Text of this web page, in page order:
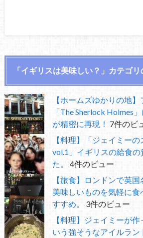
「イギリスは美味しい？」カテゴ
【ホームズゆかりの地
「The Sherlock Holmes
が精密に再現！ 7件のビ
【料理】「ジェイミー
vol.1」イギリスの給食
た。
4件のビュー
【旅食】ロンドンで英
美味しいものを気軽に
すすめ。
3件のビュー
【料理】ジェイミーが
いう強そうなアイルラン